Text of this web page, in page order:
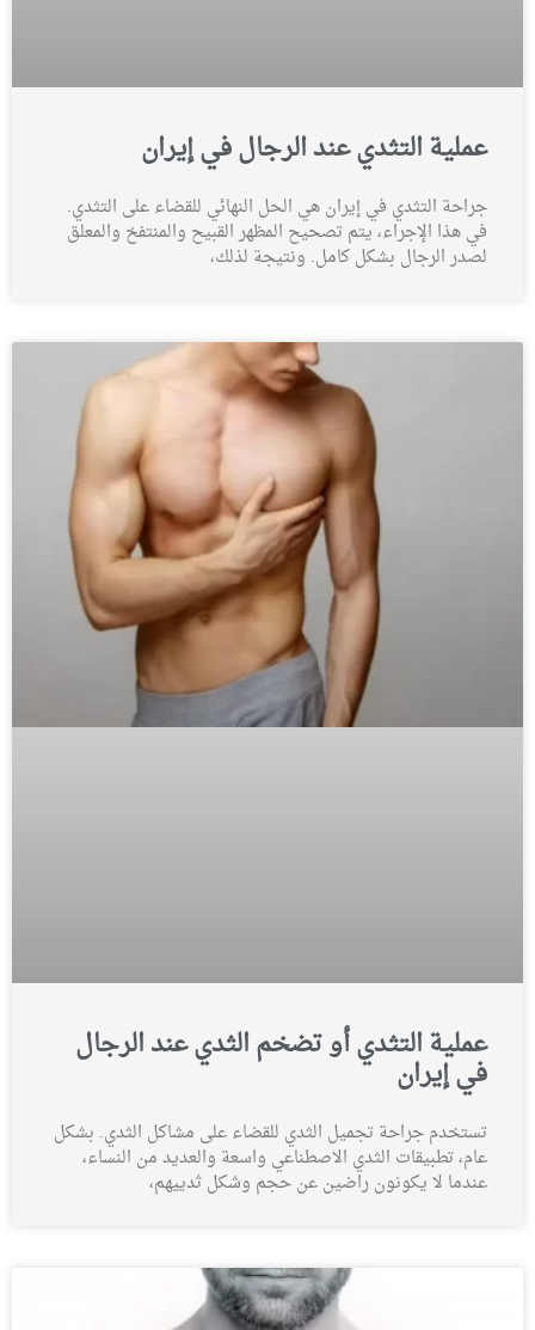
عملية التثدي عند الرجال في إيران
جراحة التثدي في إيران هي الحل النهائي للقضاء على التثدي.
في هذا الإجراء، يتم تصحيح المظهر القبيح والمنتفخ والمعلق
لصدر الرجال بشكل كامل. ونتيجة لذلك،
عملية التثدي أو تضخم الثدي عند الرجال
في إيران
تستخدم جراحة تجميل الثدي للقضاء على مشاكل الثدي. بشكل
عام، تطبيقات الثدي الاصطناعي واسعة والعديد من النساء،
عندما لا يكونون راضين عن حجم وشكل ثدييهم،